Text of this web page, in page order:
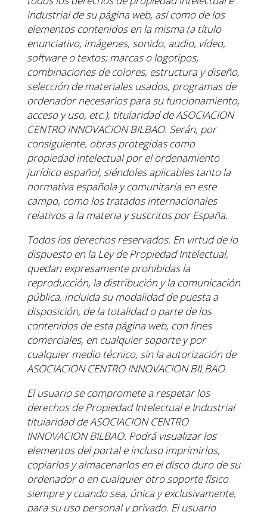
industrial de su página web, así como de los
elementos contenidos enla misma (a título
enunciativo, imágenes, sonido, audio, vídeo,
software o textos; marcas o logotipos,
combinaciones de colores, estructura y diseño,
selección de materiales usados, programas de
ordenadornecesarios para su funcionamiento,
acceso y uso, etc.), titularidad de ASOCIACION
CENTROINNOVACION BILBAO. Serán, por
consiguiente, obras protegidas como
propiedad intelectual por elordenamiento
jurídico español, siéndoles aplicables tanto la
normativa española y comunitaria en este
campo, como los tratados internacionales
relativos a la materia y suscritos por España.
Todos los derechos reservados. En virtud de lo
dispuesto en la Ley de Propiedad Intelectual,
quedan expresamente prohibidas la
reproducción, la distribución y la comunicación
pública, incluida su modalidadde puesta a
disposición, de la totalidad o parte de los
contenidos de esta página web, con fines
comerciales, en cualquier soporte y por
cualquier medio técnico, sin la autorización de
ASOCIACIONCENTRO INNOVACION BILBAO.
El usuario se compromete a respetar los
derechos de Propiedad Intelectual e Industrial
titularidad deASOCIACION CENTRO
INNOVACION BILBAO. Podrá visualizar los
elementos del portal e inclusoimprimirlos,
copiarlos y almacenarlos en el disco duro de su
ordenador o en cualquier otro soporte físico
siempre y cuando sea, única y exclusivamente,
para su uso personal y privado. El usuario